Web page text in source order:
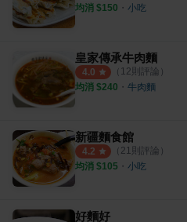
均消 $150 ・ 小吃
皇家傳承牛肉麵
4.0 （ 12則評論）
均消 $240 ・ 牛肉麵
新疆麵食館
4.2 （ 21則評論）
均消 $105 ・ 小吃
好麵好